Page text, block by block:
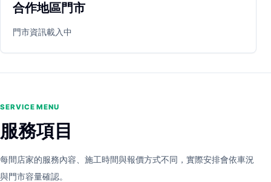
合作地區門市
門市資訊載入中
SERVICE MENU
服務項目
每間店家的服務內容、施工時間與報價方式不同，實際安排會依車況
與門市容量確認。